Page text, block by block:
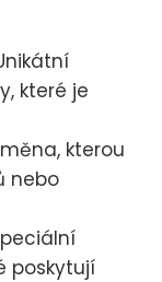
které je
kterou
nebo
poskytují